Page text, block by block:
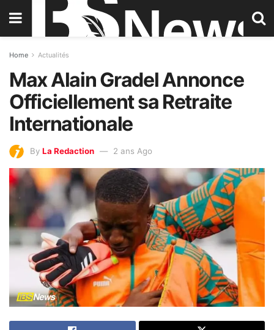
Home Actualités
Max Alain Gradel Annonce
Officiellement sa Retraite
Internationale
By La Redaction 2 ans Ago